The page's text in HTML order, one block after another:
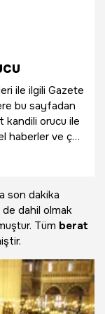
ile ilgili Gazete
bu sayfadan
kandili orucu ile
haberler ve çok
son dakika
dahil olmak
Tüm berat